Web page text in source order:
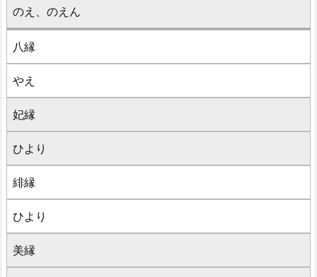
のえ、のえん
八縁
やえ
妃縁
ひより
緋縁
ひより
美縁